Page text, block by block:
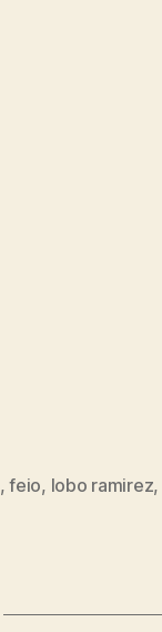
,feio, lobo ramirez,